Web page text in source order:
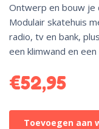
Ontwerp en bouw
Modulair skatehuis
radio, tv en bank,
een klimwand en
€52,95
Toevoegen aan